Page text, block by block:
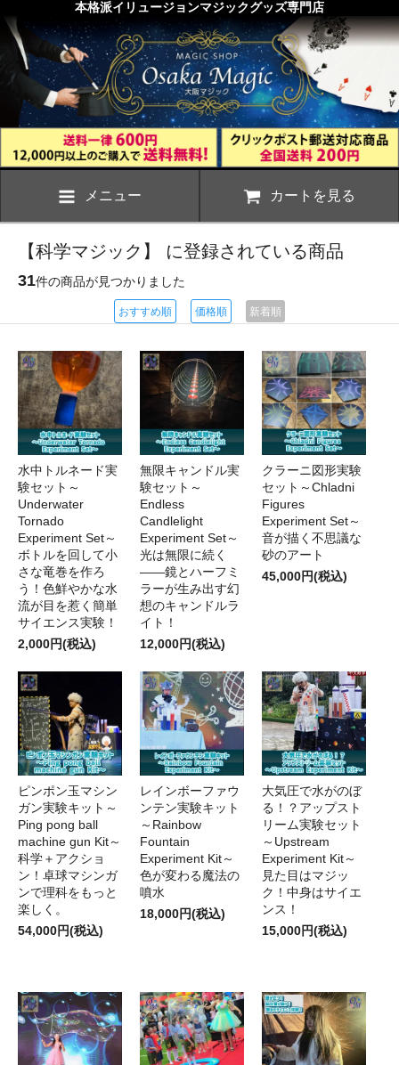
本格派イリュージョンマジックグッズ専門店
メニュー カートを見る
【科学マジック】 に登録されている商品
31件の商品が見つかりました
おすすめ順 価格順 新着順
水中トルネード実
験セット～
Underwater
Tornado
Experiment Set～
ボトルを回して小
さな竜巻を作ろ
う！色鮮やかな水
流が目を惹く簡単
サイエンス実験！
2,000円(税込)
無限キャンドル実
験セット～
Endless
Candlelight
Experiment Set～
光は無限に続く
――鏡とハーフミ
ラーが生み出す幻
想のキャンドルラ
イト！
12,000円(税込)
クラーニ図形実験
セット～Chladni
Figures
Experiment Set～
音が描く不思議な
砂のアート
45,000円(税込)
ピンポン玉マシン
ガン実験キット～
Ping pong ball
machine gun Kit～
科学＋アクショ
ン！卓球マシンガ
ンで理科をもっと
楽しく。
54,000円(税込)
レインボーファウ
ンテン実験キット
～Rainbow
Fountain
Experiment Kit～
色が変わる魔法の
噴水
18,000円(税込)
大気圧で水がのぼ
る！？アップスト
リーム実験セット
～Upstream
Experiment Kit～
見た目はマジッ
ク！中身はサイエ
ンス！
15,000円(税込)